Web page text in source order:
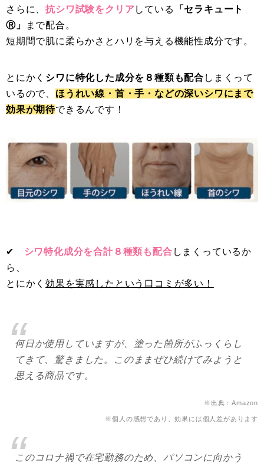
さらに、抗シワ試験をクリアしている
「セラキュート
Ⓡ」
まで配合。
短期間で肌に柔らかさとハリを与える機能性成分です。
とにかく シワに特化した成分を８種類も配合 しまくって
いるので、 ほうれい線・首・手・などの深いシワにまで
効果が期待できるんです！
✔︎ シワ特化成分を合計８種類も配合 しまくっているか
ら、
とにかく効果を実感したという口コミが多い！
何日か使用していますが、塗った箇所がふっくらし
てきて、驚きました。このままぜひ続けてみようと
思える商品です。
※出典：Amazon
※個人の感想であり、効果には個人差があります
このコロナ禍で在宅勤務のため、パソコンに向かう